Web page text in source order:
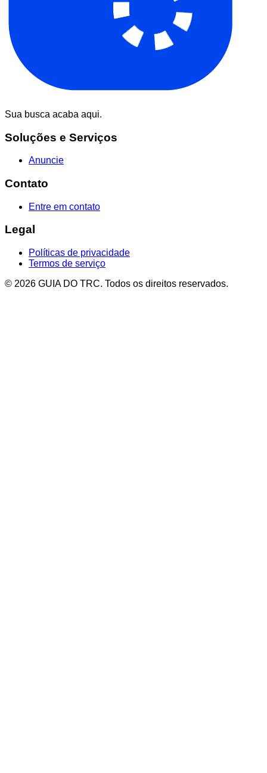
Sua busca acaba aqui.
Soluções e Serviços
Anuncie
Contato
Entre em contato
Legal
Políticas de privacidade
Termos de serviço
© 2026 GUIA DO TRC. Todos os direitos reservados.